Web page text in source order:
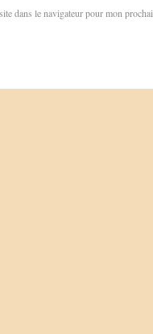
dans le navigateur pour mon